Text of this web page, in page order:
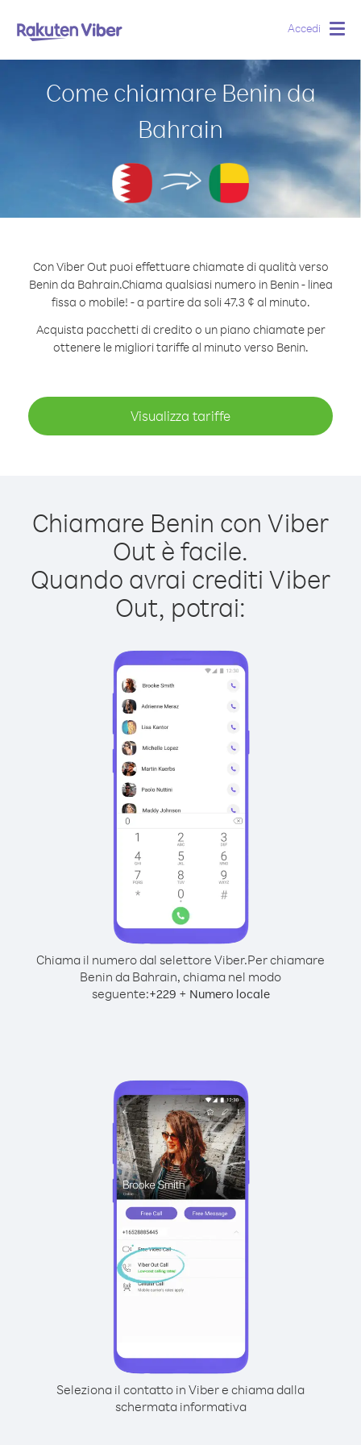
Accedi
Come chiamare Benin da
Bahrain
Con Viber Out puoi effettuare chiamate di qualità verso
Benin da Bahrain.Chiama qualsiasi numero in Benin - linea
fissa o mobile! - a partire da soli 47.3 ¢ al minuto.
Acquista pacchetti di credito o un piano chiamate per
ottenere le migliori tariffe al minuto verso Benin.
Visualizza tariffe
Chiamare Benin con Viber
Out è facile.
Quando avrai crediti Viber
Out, potrai:
Chiama il numero dal selettore Viber.Per chiamare
Benin da Bahrain, chiama nel modo
seguente:+229 + Numero locale
Seleziona il contatto in Viber e chiama dalla
schermata informativa